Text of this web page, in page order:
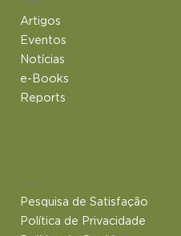
Conteúdos
Artigos
Eventos
Notícias
e-Books
Reports
Outros Links
Pesquisa de Satisfação
Política de Privacidade